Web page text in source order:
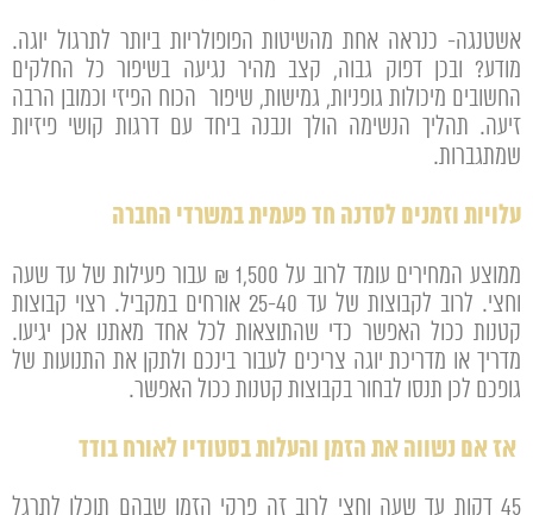
אשטנגה- כנראה אחת מהשיטות הפופולריות ביותר לתרגול יוגה.
מודע? ובכן דפוק גבוה, קצב מהיר נגיעה בשיפור כל החלקים
החשובים מיכולות גופניות, גמישות, שיפור הכוח הפיזי וכמובן הרבה
זיעה. תהליך הנשימה הולך ונבנה ביחד עם דרגות קושי פיזיות
שמתגברות.
עלויות וזמנים לסדנה חד פעמית במשרדי החברה
ממוצע המחירים עומד לרוב על 1,500 ₪ עבור פעילות של עד שעה
וחצי. לרוב לקבוצות של עד 25-40 אורחים במקביל. רצוי קבוצות
קטנות ככול האפשר כדי שהתוצאות לכל אחד מאתנו אכן יגיעו.
מדריך או מדריכת יוגה צריכים לעבור בינכם ולתקן את התנועות של
גופכם לכן תנסו לבחור בקבוצות קטנות ככול האפשר.
אז אם נשווה את הזמן והעלות בסטודיו לאורח בודד
45 דקות עד שעה וחצי לרוב זה פרקי הזמן שבהם תוכלו לתרגל